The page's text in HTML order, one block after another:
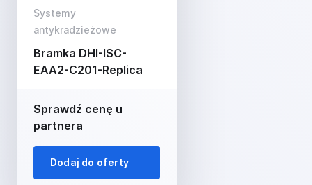
Systemy
antykradzieżowe
Bramka DHI-ISC-
EAA2-C201-Replica
Sprawdź cenę u
partnera
Dodaj do oferty